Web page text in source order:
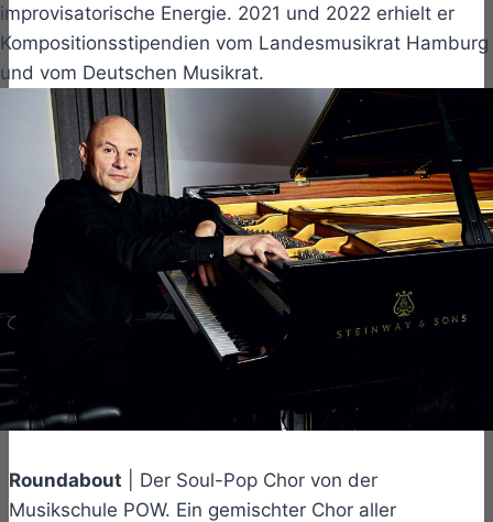
improvisatorische Energie. 2021 und 2022 erhielt er
Kompositionsstipendien vom Landesmusikrat Hamburg
und vom Deutschen Musikrat.
Roundabout | Der Soul-Pop Chor von der
Musikschule POW. Ein gemischter Chor aller